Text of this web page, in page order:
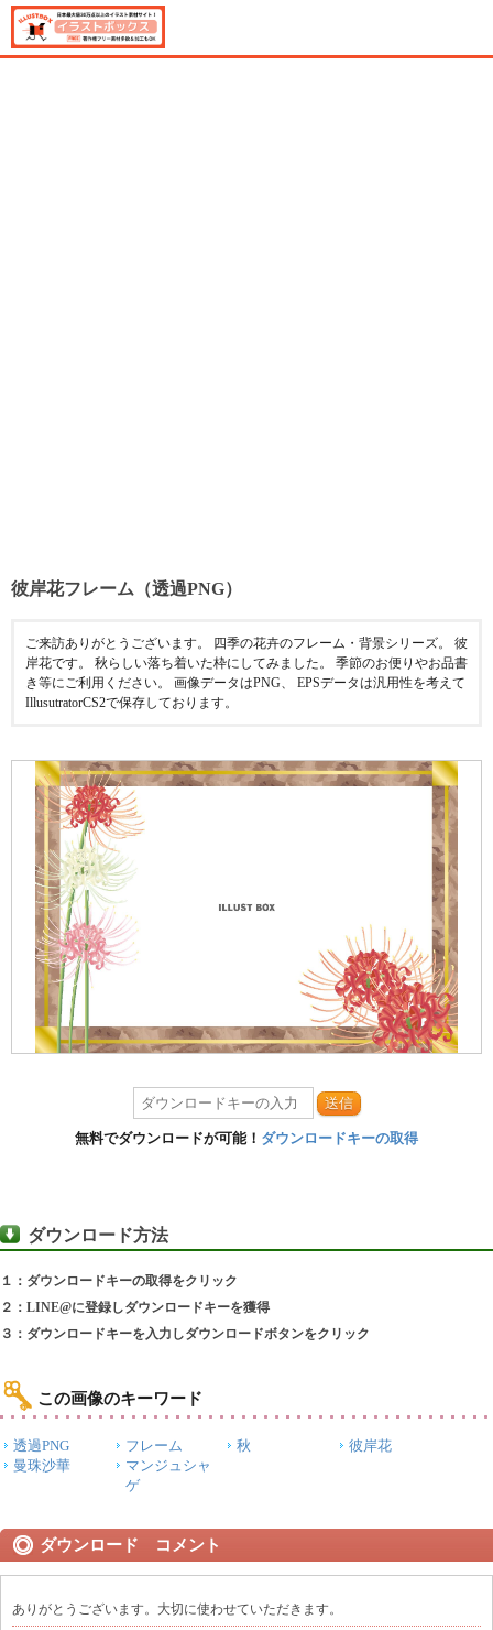
彼岸花フレーム（透過PNG）
ご来訪ありがとうございます。 四季の花卉のフレーム・背景シリーズ。 彼
岸花です。 秋らしい落ち着いた枠にしてみました。 季節のお便りやお品書
き等にご利用ください。 画像データはPNG、 EPSデータは汎用性を考えて
IllusutratorCS2で保存しております。
送信
無料でダウンロードが可能！ ダウンロードキーの取得
ダウンロード方法
１：ダウンロードキーの取得をクリック
２：LINE@に登録しダウンロードキーを獲得
３：ダウンロードキーを入力しダウンロードボタンをクリック
この画像のキーワード
透過PNG フレーム 秋
彼岸花
曼珠沙華
マンジュシャ
ゲ
ダウンロード コメント
ありがとうございます。大切に使わせていただきます。